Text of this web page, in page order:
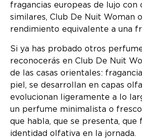
fragancias europeas de lujo con
similares, Club De Nuit Woman
rendimiento equivalente a una
Si ya has probado otros
reconocerás en Club De Nuit
de las casas orientales:
piel, se desarrollan en capas
evolucionan ligeramente a lo
un perfume minimalista o
que habla, que se presenta,
identidad olfativa en la jornada.